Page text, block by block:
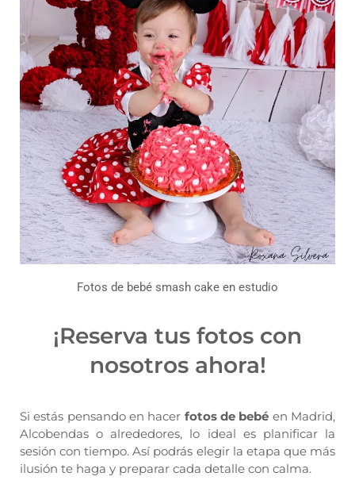
Fotos de bebé smash cake en estudio
¡Reserva tus fotos con
nosotros ahora!
Si estás pensando en hacer fotos de bebé en Madrid,
Alcobendas o alrededores, lo ideal es planificar la
sesión con tiempo. Así podrás elegir la etapa que más
ilusión te haga y preparar cada detalle con calma.